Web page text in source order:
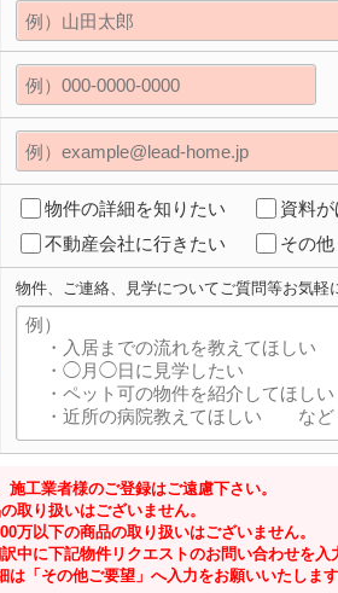
物件の詳細を知りたい 資料
不動産会社に行きたい
その他
物件、ご連絡、見学についてご質問等お気軽
工業者様のご登録はご遠慮下さい。
取り扱いはございません。
万以下の商品の取り扱いはございません。
中に下記物件リクエストのお問い合わせを
「その他ご要望」へ入力をお願いいたします